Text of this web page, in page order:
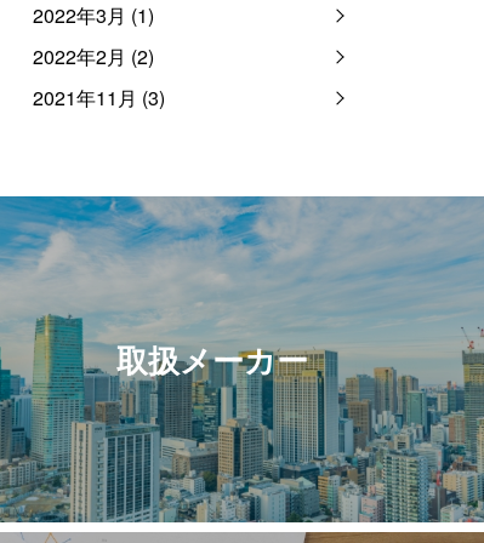
2022年3月 (1)
2022年2月 (2)
2021年11月 (3)
取扱メーカー